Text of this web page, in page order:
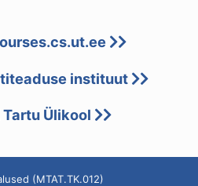
instituut
Tartu Ülikool
(MTAT.TK.012)